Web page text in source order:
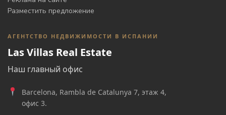
Разместить предложение
АГЕНТСТВО НЕДВИЖИМОСТИ В ИСПАНИИ
Las Villas Real Estate
Наш главный офис
Barcelona, Rambla de Catalunya 7, этаж 4,
офис 3.